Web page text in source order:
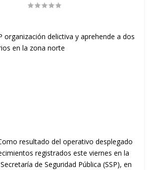
resultado del operativo desplegado
registrados este viernes en la
de Seguridad Pública (SSP), en